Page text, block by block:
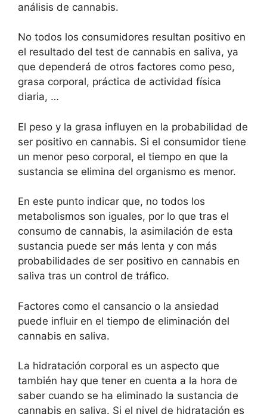
análisis de cannabis.
No todos los consumidores resultan positivo en
el resultado del test de cannabis en saliva, ya
que dependerá de otros factores como peso,
grasa corporal, práctica de actividad física
diaria, …
El peso y la grasa influyen en la probabilidad de
ser positivo en cannabis. Si el consumidor tiene
un menor peso corporal, el tiempo en que la
sustancia se elimina del organismo es menor.
En este punto indicar que, no todos los
metabolismos son iguales, por lo que tras el
consumo de cannabis, la asimilación de esta
sustancia puede ser más lenta y con más
probabilidades de ser positivo en cannabis en
saliva tras un control de tráfico.
Factores como el cansancio o la ansiedad
puede influir en el tiempo de eliminación del
cannabis en saliva.
La hidratación corporal es un aspecto que
también hay que tener en cuenta a la hora de
saber cuando se ha eliminado la sustancia de
cannabis en saliva. Si el nivel de hidratación es